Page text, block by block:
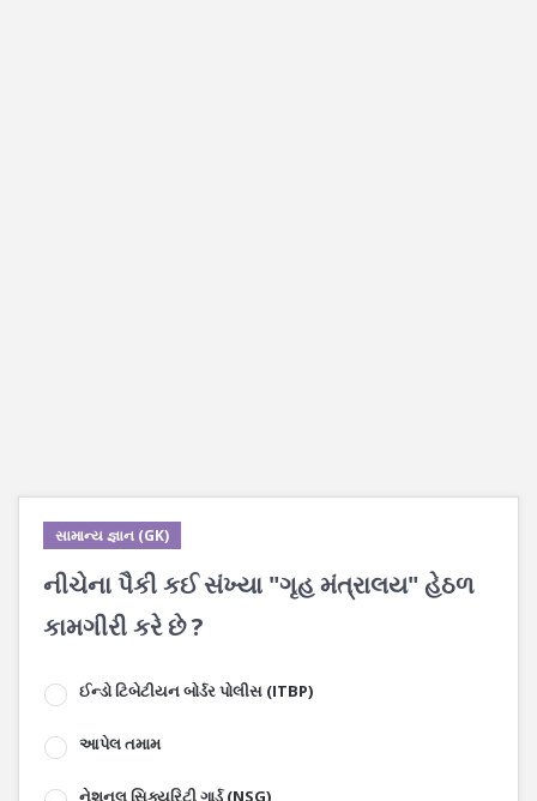
સામાન્ય જ્ઞાન (GK)
નીચેના પૈકી કઈ સંખ્યા "ગૃહ મંત્રાલય" હેઠળ
કામગીરી કરે છે ?
ઈન્ડો ટિબેટીયન બોર્ડર પોલીસ (ITBP)
આપેલ તમામ
નેશનલ સિક્યુરિટી ગાર્ડ (NSG)